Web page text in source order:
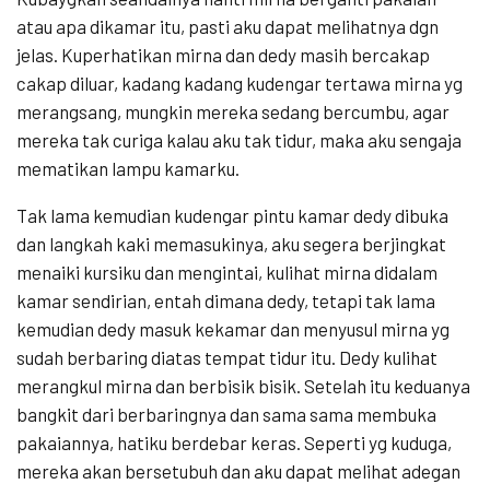
atau apa dikamar itu, pasti aku dapat melihatnya dgn
jelas. Kuperhatikan mirna dan dedy masih bercakap
cakap diluar, kadang kadang kudengar tertawa mirna yg
merangsang, mungkin mereka sedang bercumbu, agar
mereka tak curiga kalau aku tak tidur, maka aku sengaja
mematikan lampu kamarku.
Tak lama kemudian kudengar pintu kamar dedy dibuka
dan langkah kaki memasukinya, aku segera berjingkat
menaiki kursiku dan mengintai, kulihat mirna didalam
kamar sendirian, entah dimana dedy, tetapi tak lama
kemudian dedy masuk kekamar dan menyusul mirna yg
sudah berbaring diatas tempat tidur itu. Dedy kulihat
merangkul mirna dan berbisik bisik. Setelah itu keduanya
bangkit dari berbaringnya dan sama sama membuka
pakaiannya, hatiku berdebar keras. Seperti yg kuduga,
mereka akan bersetubuh dan aku dapat melihat adegan